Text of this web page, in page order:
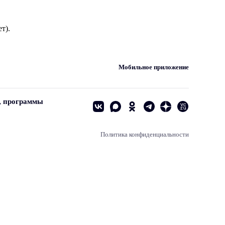
Мобильное приложение
программы
Политика конфиденциальности